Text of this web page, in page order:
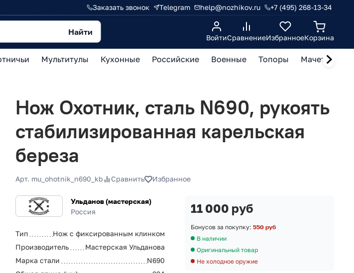
Заказать звонок Telegram help@nozhikov.ru +7 (495) 268-13-34
Найти
ВойтиСравнениеИзбранноеКорзина
Мультитулы Кухонные Российские Военные Топоры Мачете,
Нож Охотник, сталь N690, рукоять
стабилизированная карельская
береза
Арт. mu_ohotnik_n690_kb Сравнить Избранное
Ульданов (мастерская)
Россия
Тип
Нож с фиксированным клинком
Производитель
Мастерская Ульданова
Марка стали
N690
11 000 руб
Бонусов за покупку: 550 руб
В наличии
Оригинальный товар
Не холодное оружие